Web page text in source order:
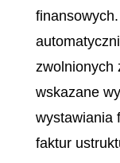
zwolnionych
wskazane
wystawiania
faktur